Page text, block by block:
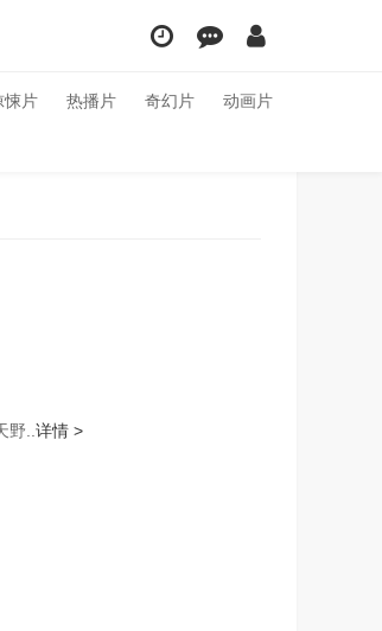
悚片 热播片 奇幻片 动画片
.. 详情 >